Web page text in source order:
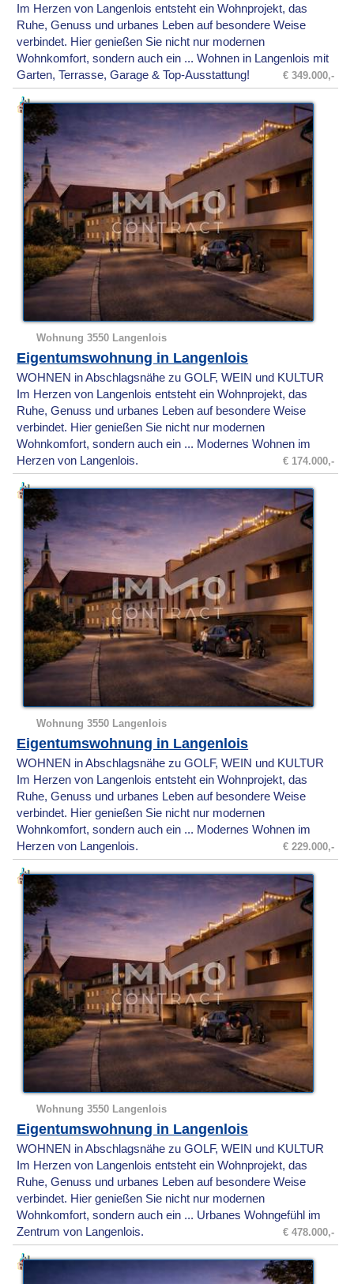
Im Herzen von Langenlois entsteht ein Wohnprojekt, das
Ruhe, Genuss und urbanes Leben auf besondere Weise
verbindet. Hier genießen Sie nicht nur modernen
Wohnkomfort, sondern auch ein ... Wohnen in Langenlois mit
Garten, Terrasse, Garage & Top-Ausstattung!
€ 349.000,-
Wohnung 3550 Langenlois
Eigentumswohnung in Langenlois
WOHNEN in Abschlagsnähe zu GOLF, WEIN und KULTUR
Im Herzen von Langenlois entsteht ein Wohnprojekt, das
Ruhe, Genuss und urbanes Leben auf besondere Weise
verbindet. Hier genießen Sie nicht nur modernen
Wohnkomfort, sondern auch ein ... Modernes Wohnen im
Herzen von Langenlois.
€ 174.000,-
Wohnung 3550 Langenlois
Eigentumswohnung in Langenlois
WOHNEN in Abschlagsnähe zu GOLF, WEIN und KULTUR
Im Herzen von Langenlois entsteht ein Wohnprojekt, das
Ruhe, Genuss und urbanes Leben auf besondere Weise
verbindet. Hier genießen Sie nicht nur modernen
Wohnkomfort, sondern auch ein ... Modernes Wohnen im
Herzen von Langenlois.
€ 229.000,-
Wohnung 3550 Langenlois
Eigentumswohnung in Langenlois
WOHNEN in Abschlagsnähe zu GOLF, WEIN und KULTUR
Im Herzen von Langenlois entsteht ein Wohnprojekt, das
Ruhe, Genuss und urbanes Leben auf besondere Weise
verbindet. Hier genießen Sie nicht nur modernen
Wohnkomfort, sondern auch ein ... Urbanes Wohngefühl im
Zentrum von Langenlois.
€ 478.000,-